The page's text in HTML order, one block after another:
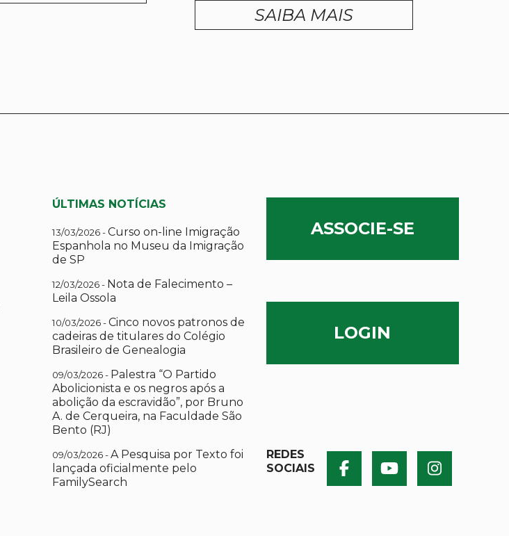
SAIBA MAIS
ÚLTIMAS NOTÍCIAS
13/03/2026 -Curso on-line Imigração
Espanhola no Museu da Imigração
de SP
12/03/2026 - Nota de Falecimento –
Leila Ossola
10/03/2026 -Cinco novos patronos de
cadeiras de titulares do Colégio
Brasileiro de Genealogia
09/03/2026 - Palestra “O Partido
Abolicionista e os negros após a
abolição da escravidão”, por Bruno
A. de Cerqueira, na Faculdade São
Bento (RJ)
09/03/2026 -A Pesquisa por Texto foi
lançada oficialmente pelo
FamilySearch
ASSOCIE-SE
LOGIN
REDES
SOCIAIS